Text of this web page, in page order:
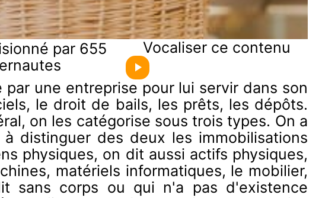
par 655
Vocaliser ce contenu
une entreprise pour lui servir dans son
le droit de bails, les prêts, les dépôts.
on les catégorise sous trois types. On a
distinguer des deux les immobilisations
physiques, on dit aussi actifs physiques,
matériels informatiques, le mobilier,
sans corps ou qui n'a pas d'existence